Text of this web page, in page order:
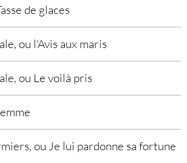
de glaces
ou l'Avis aux maris
ou Le voilà pris
ou Je lui pardonne sa fortune